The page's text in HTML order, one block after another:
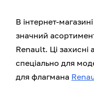
В інтернет-
значний
Renault. Ці захисні
спеціально для
для флагмана